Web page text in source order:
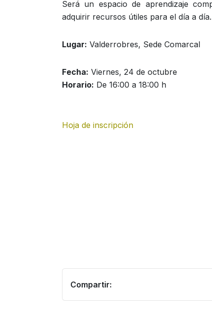
Será un espacio de aprendizaje
adquirir recursos útiles para el día a día.
Lugar: Valderrobres, Sede Comarcal
Fecha: Viernes, 24 de octubre
Horario: De 16:00 a 18:00 h
Hoja de inscripción
Compartir: